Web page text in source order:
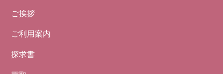
ご挨拶
ご利用案内
探求書